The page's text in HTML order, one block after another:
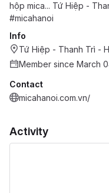
Activity
hộp mica... Tứ Hiệp -
#micahanoi
Info
Tứ Hiệp - Thanh Trì -
Member since March
Contact
micahanoi.com.vn/